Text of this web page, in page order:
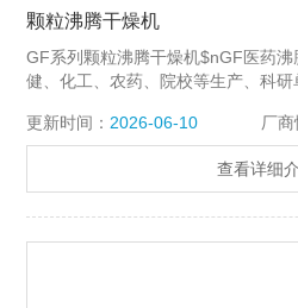
颗粒沸腾干燥机
GF系列颗粒沸腾干燥机$nGF医药
健、化工、农药、院校等生产、科
粒、湿法混合制粒、包衣制粒等。
更新时间： 2026-06-10 厂商
查看详细